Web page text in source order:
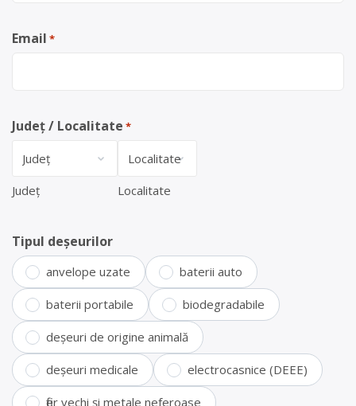
Email *
Județ / Localitate *
Județ Localitate
Tipul deșeurilor
anvelope uzate baterii auto
baterii portabile biodegradabile
deșeuri de origine animală
deșeuri medicale electrocasnice (DEEE)
fier vechi și metale neferoase